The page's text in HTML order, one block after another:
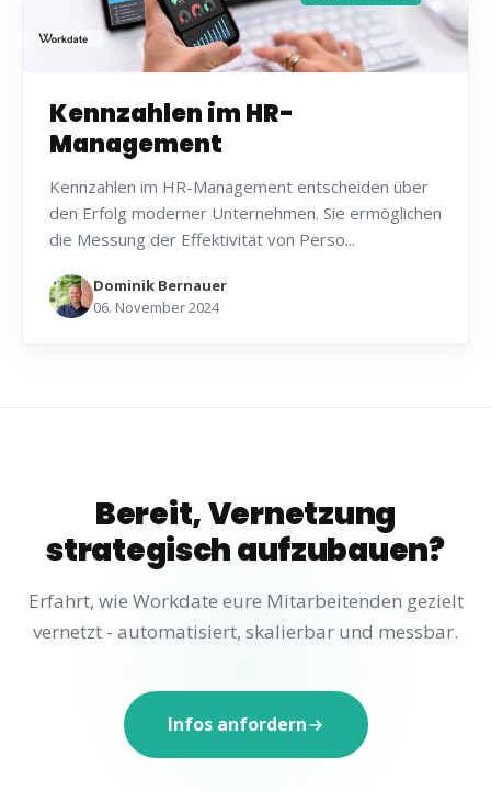
Kennzahlen im HR-
Management
Kennzahlen im HR-Management entscheiden über
den Erfolg moderner Unternehmen. Sie ermöglichen
die Messung der Effektivität von Perso...
Dominik Bernauer
06. November 2024
Bereit, Vernetzung
strategisch aufzubauen?
Erfahrt, wie Workdate eure Mitarbeitenden gezielt
vernetzt - automatisiert, skalierbar und messbar.
Infos anfordern